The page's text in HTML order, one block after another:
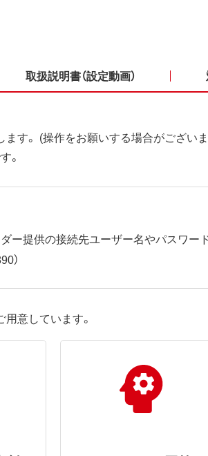
取扱説明書（設定動画）
す。 (操作をお願いする場合がござい
。
ー提供の接続先ユーザー名やパスワー
）
意しています。